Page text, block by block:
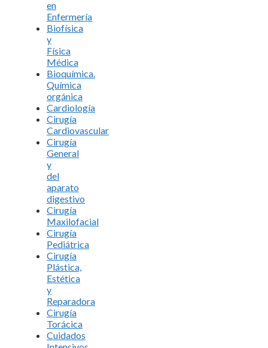
en
Enfermería
Biofísica
y
Física
Médica
Bioquímica.
Química
orgánica
Cardiología
Cirugía
Cardiovascular
Cirugía
General
y
del
aparato
digestivo
Cirugía
Maxilofacial
Cirugía
Pediátrica
Cirugía
Plástica,
Estética
y
Reparadora
Cirugía
Torácica
Cuidados